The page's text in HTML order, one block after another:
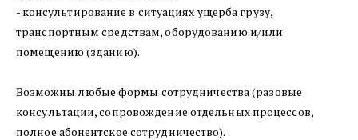
- консультирование в ситуациях ущерба грузу,
транспортным средствам, оборудованию и/или
помещению (зданию).
Возможны любые формы сотрудничества (разовые
консультации, сопровождение отдельных процессов,
полное абонентское сотрудничество).